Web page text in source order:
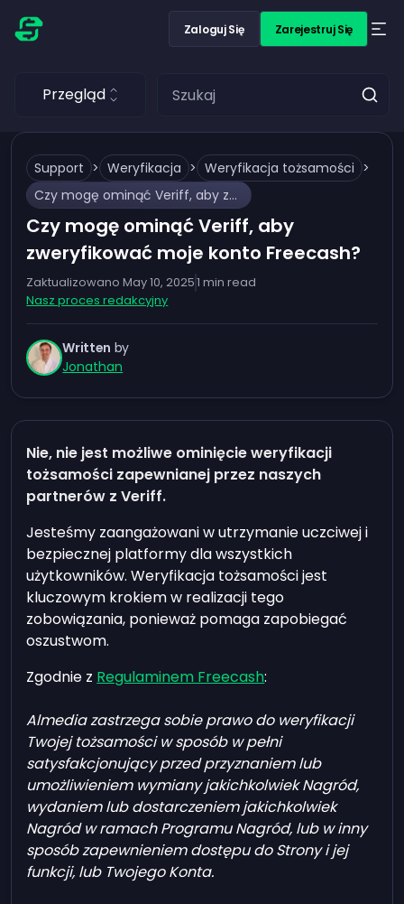
Zaloguj Się Zarejestruj Się
Przegląd
Support > Weryfikacja > Weryfikacja tożsamości >
Czy mogę ominąć Veriff, aby zweryfikować moje konto Freecash?
Czy mogę ominąć Veriff, aby
zweryfikować moje konto Freecash?
Zaktualizowano May 10, 20251 min read
Nasz proces redakcyjny
Written by
Jonathan
Nie, nie jest możliwe ominięcie weryfikacji
tożsamości zapewnianej przez naszych
partnerów z Veriff.
Jesteśmy zaangażowani w utrzymanie uczciwej i
bezpiecznej platformy dla wszystkich
użytkowników. Weryfikacja tożsamości jest
kluczowym krokiem w realizacji tego
zobowiązania, ponieważ pomaga zapobiegać
oszustwom.
Zgodnie z Regulaminem Freecash:
Almedia zastrzega sobie prawo do weryfikacji
Twojej tożsamości w sposób w pełni
satysfakcjonujący przed przyznaniem lub
umożliwieniem wymiany jakichkolwiek Nagród,
wydaniem lub dostarczeniem jakichkolwiek
Nagród w ramach Programu Nagród, lub w inny
sposób zapewnieniem dostępu do Strony i jej
funkcji, lub Twojego Konta.